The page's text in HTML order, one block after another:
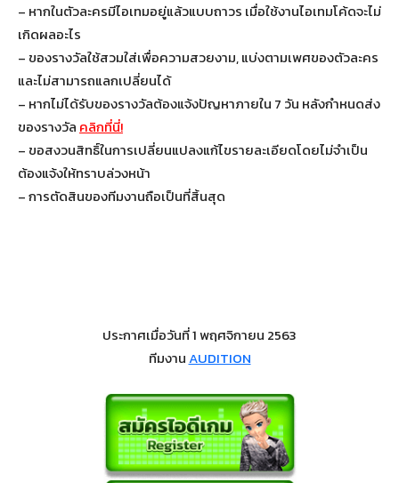
– หากในตัวละครมีไอเทมอยู่แล้วแบบถาวร เมื่อใช้งานไอเทมโค้ดจะไม่
เกิดผลอะไร
– ของรางวัลใช้สวมใส่เพื่อความสวยงาม, แบ่งตามเพศของตัวละคร
และไม่สามารถแลกเปลี่ยนได้
– หากไม่ได้รับของรางวัลต้องแจ้งปัญหาภายใน 7 วัน หลังกำหนดส่ง
ของรางวัล คลิกที่นี่!
– ขอสงวนสิทธิ์ในการเปลี่ยนแปลงแก้ไขรายละเอียดโดยไม่จำเป็น
ต้องแจ้งให้ทราบล่วงหน้า
– การตัดสินของทีมงานถือเป็นที่สิ้นสุด
ประกาศเมื่อวันที่ 1 พฤศจิกายน 2563
ทีมงานAUDITION